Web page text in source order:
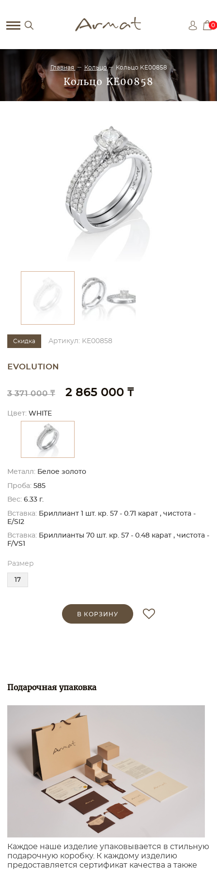
0
Главная Кольцо Кольцо KE00858
Кольцо KE00858
Скидка Артикул: KE00858
EVOLUTION
3 371 000 ₸ 2 865 000 ₸
Цвет: WHITE
Металл: Белое золото
Проба: 585
Вес: 6.33 г.
Вставка: Бриллиант 1 шт. кр. 57 - 0.71 карат , чистота -
E/SI2
Вставка: Бриллианты 70 шт. кр. 57 - 0.48 карат , чистота -
F/VS1
Размер
17
В КОРЗИНУ
Подарочная упаковка
Каждое наше изделие упаковывается в стильную
подарочную коробку. К каждому изделию
предоставляется сертификат качества а также